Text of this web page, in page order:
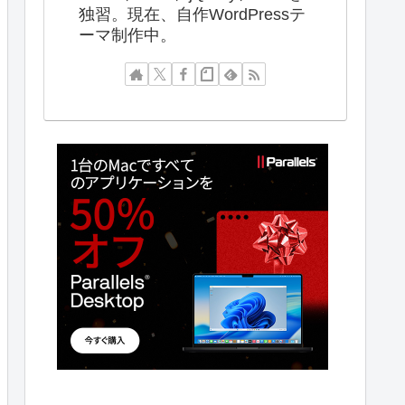
独習。現在、自作WordPressテ
ーマ制作中。